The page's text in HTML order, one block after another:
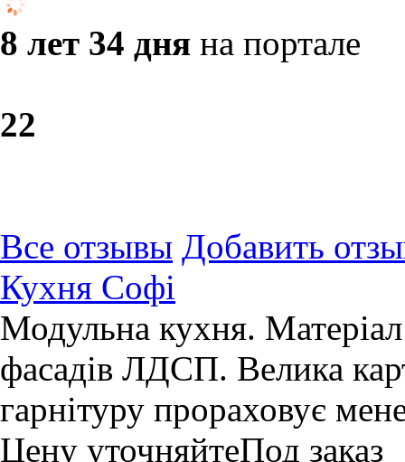
8 лет 34 дня на портале
22
Все отзывы Добавить
Кухня Софі
Модульна кухня.
фасадів ЛДСП. Велика
гарнітуру прораховує
Цену уточняйтеПод заказ